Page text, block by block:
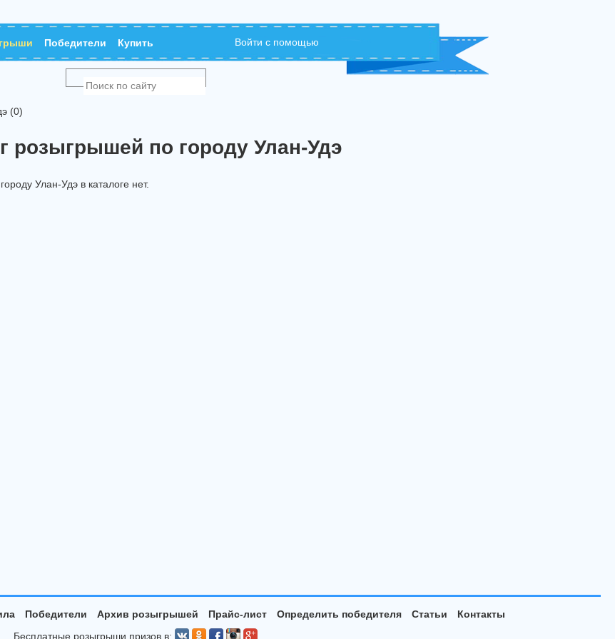
Победители Купить Войти с помощью
(0)
розыгрышей по городу Улан-Удэ
Улан-Удэ в каталоге нет.
Победители Архив розыгрышей Прайс-лист Определить победителя Статьи
Контакты
Бесплатные розыгрыши призов в: